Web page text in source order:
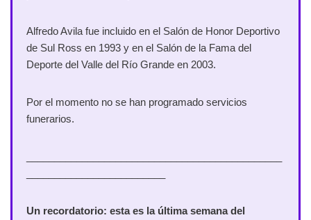
Alfredo Avila fue incluido en el Salón de Honor Deportivo
de Sul Ross en 1993 y en el Salón de la Fama del
Deporte del Valle del Río Grande en 2003.
Por el momento no se han programado servicios
funerarios.
Un recordatorio: esta es la última semana del